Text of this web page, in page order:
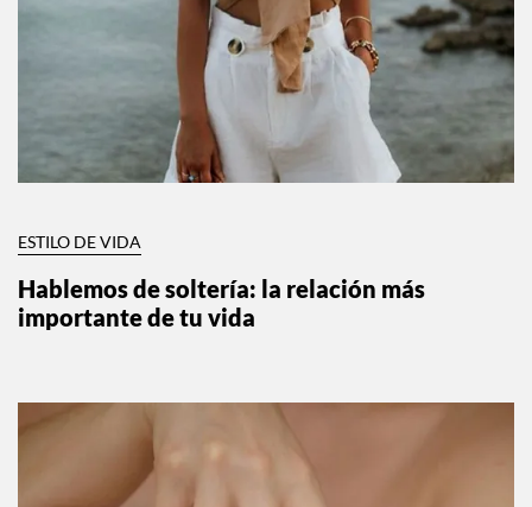
ESTILO DE VIDA
Hablemos de soltería: la relación más
importante de tu vida